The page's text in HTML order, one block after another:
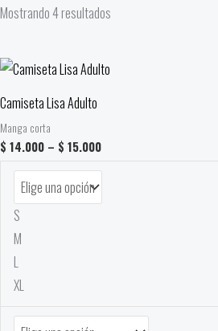
Mostrando 4 resultados
Camiseta Lisa Adulto
Manga corta
$ 14.000 – $ 15.000
Price
range:
S
M
L
XL